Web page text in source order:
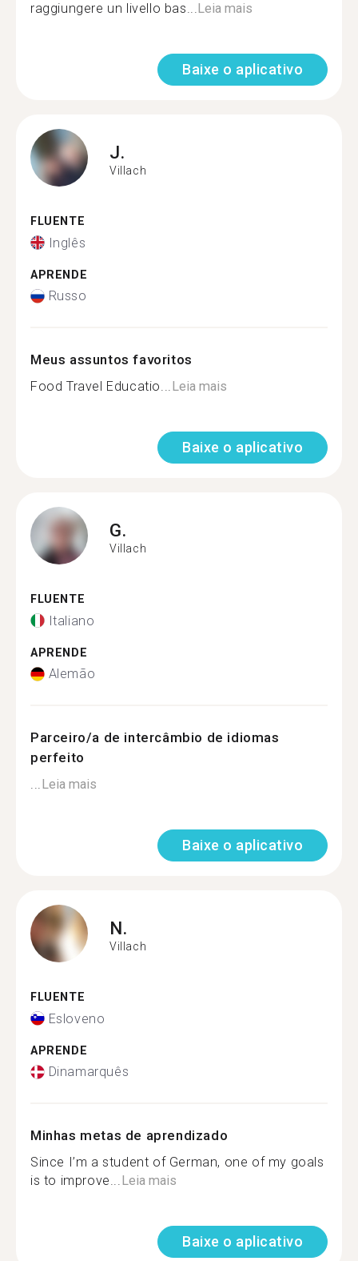
raggiungere un livello bas...Leia mais
Baixe o aplicativo
J.
Villach
FLUENTE
Inglês
APRENDE
Russo
Meus assuntos favoritos
Food Travel Educatio...Leia mais
Baixe o aplicativo
G.
Villach
FLUENTE
Italiano
APRENDE
Alemão
Parceiro/a de intercâmbio de idiomas
perfeito
...Leia mais
Baixe o aplicativo
N.
Villach
FLUENTE
Esloveno
APRENDE
Dinamarquês
Minhas metas de aprendizado
Since I’m a student of German, one of my goals
is to improve...Leia mais
Baixe o aplicativo